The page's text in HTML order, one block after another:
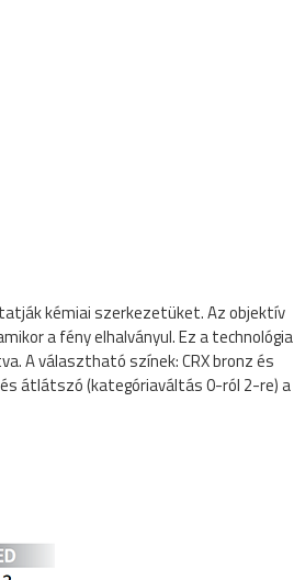
kémiai szerkezetüket. Az objektív
a fény elhalványul. Ez a technológia
A választható színek: CRX bronz és
átlátszó (kategóriaváltás 0-ról 2-re) a